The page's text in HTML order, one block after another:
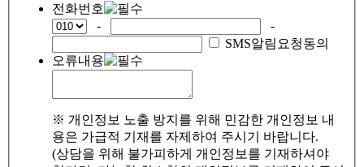
전화번호
-
-
SMS알림요청동의
오류내용
※ 개인정보 노출 방지를 위해 민감한 개인정보 내
용은 가급적 기재를 자제하여 주시기 바랍니다.
(상담을 위해 불가피하게 개인정보를 기재하셔야